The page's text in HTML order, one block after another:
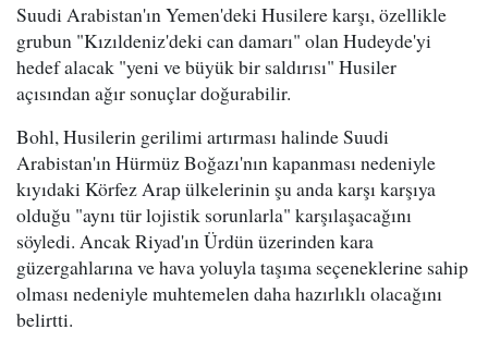
Suudi Arabistan'ın Yemen'deki Husilere karşı, özellikle
grubun "Kızıldeniz'deki can damarı" olan Hudeyde'yi
hedef alacak "yeni ve büyük bir saldırısı" Husiler
açısından ağır sonuçlar doğurabilir.
Bohl, Husilerin gerilimi artırması halinde Suudi
Arabistan'ın Hürmüz Boğazı'nın kapanması nedeniyle
kıyıdaki Körfez Arap ülkelerinin şu anda karşı karşıya
olduğu "aynı tür lojistik sorunlarla" karşılaşacağını
söyledi. Ancak Riyad'ın Ürdün üzerinden kara
güzergahlarına ve hava yoluyla taşıma seçeneklerine sahip
olması nedeniyle muhtemelen daha hazırlıklı olacağını
belirtti.